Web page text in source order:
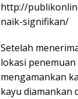
http://
naik-signifikan/
Setelah
lokasi
mengamankan
kayu diamankan